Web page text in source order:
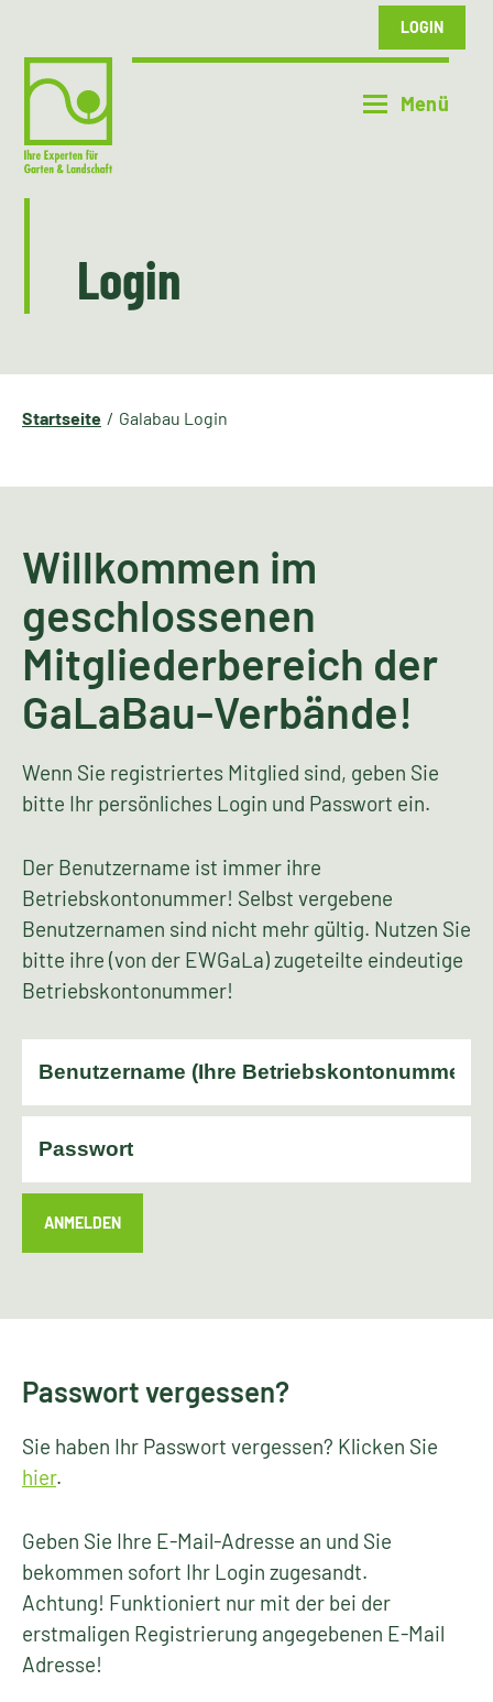
LOGIN
Login
Startseite Galabau Login
Willkommen im
geschlossenen
Mitgliederbereich der
GaLaBau-Verbände!
Wenn Sie registriertes Mitglied sind, geben Sie
bitte Ihr persönliches Login und Passwort ein.
Der Benutzername ist immer ihre
Betriebskontonummer! Selbst vergebene
Benutzernamen sind nicht mehr gültig. Nutzen Sie
bitte ihre (von der EWGaLa) zugeteilte eindeutige
Betriebskontonummer!
ANMELDEN
Passwort vergessen?
Sie haben Ihr Passwort vergessen? Klicken Sie
hier.
Geben Sie Ihre E-Mail-Adresse an und Sie
bekommen sofort Ihr Login zugesandt.
Achtung! Funktioniert nur mit der bei der
erstmaligen Registrierung angegebenen E-Mail
Adresse!